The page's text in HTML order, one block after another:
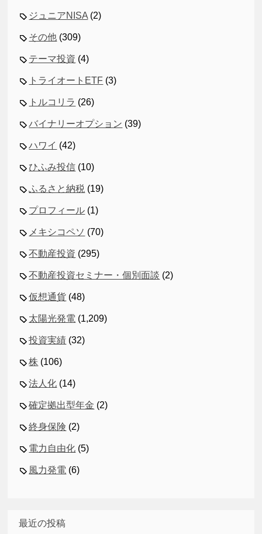
ジュニアNISA (2)
その他 (309)
テーマ投資 (4)
トライオートETF (3)
トルコリラ (26)
バイナリーオプション (39)
ハワイ (42)
ひふみ投信 (10)
ふるさと納税 (19)
プロフィール (1)
メキシコペソ (70)
不動産投資 (295)
不動産投資セミナー・個別面談 (2)
仮想通貨 (48)
太陽光発電 (1,209)
投資実績 (32)
株 (106)
法人化 (14)
確定拠出型年金 (2)
終身保険 (2)
電力自由化 (5)
風力発電 (6)
最近の投稿